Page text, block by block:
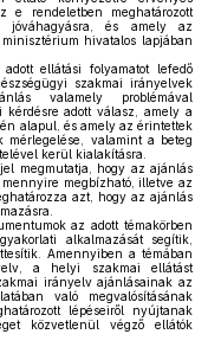
e rendeletben meghatározott
jóváhagyásra, és amely az
hivatalos lapjában
ellátási folyamatot lefedő
szakmai irányelvek
valamely problémával
kérdésre adott válasz, amely a
alapul, és amely az érintettek
mérlegelése, valamint a beteg
kerül kialakításra.
megmutatja, hogy az ajánlás
megbízható, illetve az
azt, hogy az ajánlás
az adott témakörben
alkalmazását segítik,
Amennyiben a témában
a helyi szakmai ellátást
irányelv ajánlásainak az
való megvalósításának
lépéseiről nyújtanak
közvetlenül végző ellátók